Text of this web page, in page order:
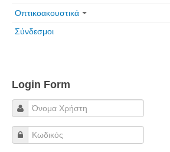
Οπτικοακουστικά
Σύνδεσμοι
Login Form